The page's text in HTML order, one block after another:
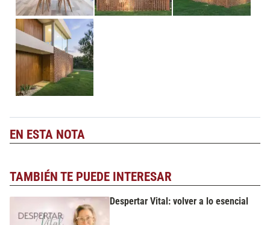
EN ESTA NOTA
TAMBIÉN TE PUEDE INTERESAR
Despertar Vital: volver a lo esencial